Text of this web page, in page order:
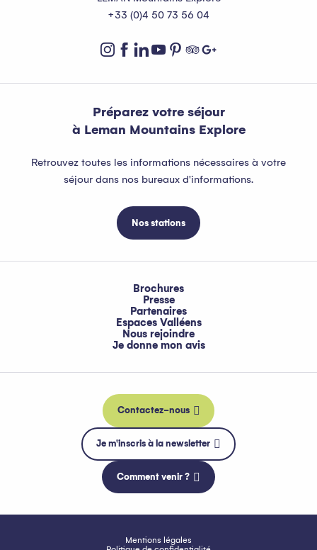
+33 (0)4 50 73 56 04
Préparez votre séjour
à Leman Mountains Explore
Retrouvez toutes les informations nécessaires à votre
séjour dans nos bureaux d'informations.
Nos stations
Brochures
Presse
Partenaires
Espaces Valléens
Nous rejoindre
Je donne mon avis
Contactez-nous
Je m'inscris à la newsletter
Comment venir ?
Mentions légales